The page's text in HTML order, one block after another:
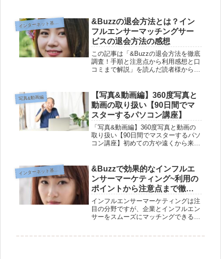
てそんなことができるのか分からない
と感じるかもしれません。しかし、こ
の...
イ
ンターネット基礎編
&Buzzの退会方法とは？イン
フルエンサーマッチングサー
ビスの退会方法の感想
この記事は「&Buzzの退会方法を徹底
調査！手順と注意点から利用感想と口
コミまで解説」を読んだ読者様から寄
ービスの退会方法の感想株式会社クリ
ティカルシナジーが提供してい...
写真&動画編
【写真&動画編】360度写真と
動画の取り扱い【90日間でマ
スターするパソコン講座】
「写真&動画編】360度写真と動画の
取り扱い【90日間でマスターするパソ
コン講座】初めての方や遠くから来る
回の記事では、360度写真と動画につ
いてご紹介します。まず、360...
イ
ンターネット基礎編
&Buzzで効果的なインフルエ
ンサーマーケティング~利用の
ポイントから注意点まで徹底
解説
インフルエンサーマーケティングは注
目の分野ですが、企業とインフルエン
サーをスムーズにマッチングできるプ